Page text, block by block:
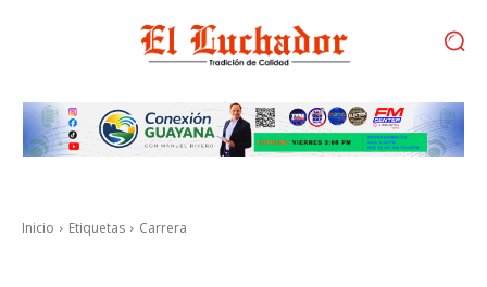
Inicio Etiquetas Carrera